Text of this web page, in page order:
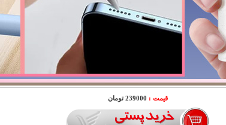
قیمت : 239000 تومان